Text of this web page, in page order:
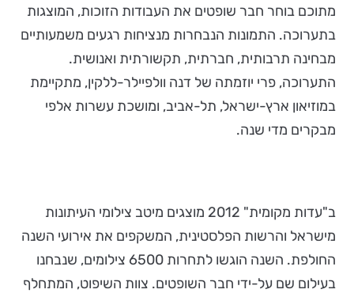
מתוכם בוחר חבר שופטים את העבודות הזוכות, המוצגות
בתערוכה. התמונות הנבחרות מנציחות רגעים משמעותיים
מבחינה תרבותית, חברתית, תקשורתית ואנושית.
התערוכה, פרי יוזמתה של דנה וולפיילר-ללקין, מתקיימת
במוזיאון ארץ-ישראל, תל-אביב, ומושכת עשרות אלפי
מבקרים מדי שנה.
ב"עדות מקומית" 2012 מוצגים מיטב צילומי העיתונות
מישראל והרשות הפלסטינית, המשקפים את אירועי השנה
החולפת. השנה הוגשו לתחרות 6500 צילומים, שנבחנו
בעילום שם על-ידי חבר השופטים. צוות השיפוט, המתחלף